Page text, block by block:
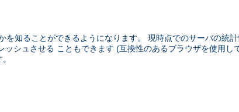
知ることができるようになります。 現時点でのサーバの統
シュさせる こともできます (互換性のあるブラウザを使用し